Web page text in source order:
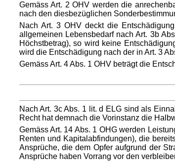
Gemäss Art. 2 OHV werden die
nach den diesbezüglichen
Nach Art. 3 OHV deckt die
allgemeinen Lebensbedarf nach Art. 3b
Höchstbetrag), so wird keine
wird die Entschädigung nach der in Art. 3
Gemäss Art. 4 Abs. 1 OHV beträgt die
Nach Art. 3c Abs. 1 lit. d ELG sind als
Recht hat demnach die Vorinstanz die
Gemäss Art. 14 Abs. 1 OHG werden
Renten und Kapitalabfindungen), die
Ansprüche, die dem Opfer aufgrund der
Ansprüche haben Vorrang vor den